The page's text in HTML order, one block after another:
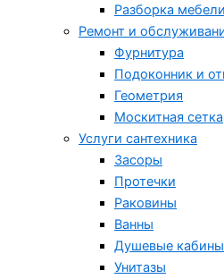
Разборка мебели
Ремонт и
Фурнитура
Подоконник и
Геометрия
Москитная сетка
Услуги сантехника
Засоры
Протечки
Раковины
Ванны
Душевые кабины
Унитазы